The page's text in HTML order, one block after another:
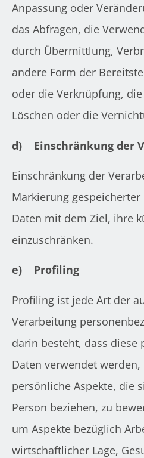
Anpassung oder
das Abfragen, die
durch Übermittlung,
andere Form der
oder die Verknüpfung,
Löschen oder die
d) Einschränkung der
Einschränkung der
Markierung
Daten mit dem Ziel, ihre
einzuschränken.
e) Profiling
Profiling ist jede Art der
Verarbeitung
darin besteht, dass diese
Daten verwendet
persönliche Aspekte, die
Person beziehen, zu
um Aspekte bezüglich
wirtschaftlicher Lage,